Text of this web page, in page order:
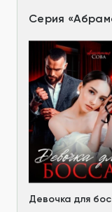
Серия «
Девочка для